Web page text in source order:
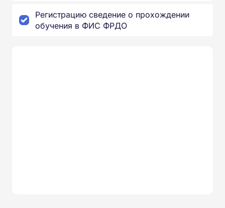
Регистрацию сведение о прохождении
обучения в ФИС ФРДО